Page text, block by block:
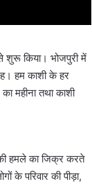
शुरू किया। भोजपुरी में
हम काशी के हर
महीना तथा काशी
हमले का जिक्र करते
के परिवार की पीड़ा,